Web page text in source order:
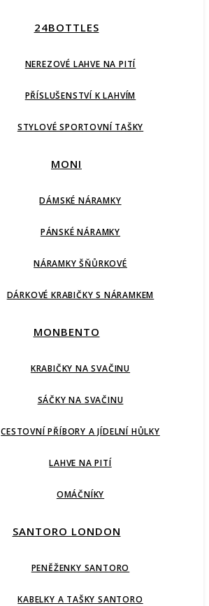
24BOTTLES
NEREZOVÉ LAHVE NA PITÍ
PŘÍSLUŠENSTVÍ K LAHVÍM
STYLOVÉ SPORTOVNÍ TAŠKY
MONI
DÁMSKÉ NÁRAMKY
PÁNSKÉ NÁRAMKY
NÁRAMKY ŠŇŮRKOVÉ
DÁRKOVÉ KRABIČKY S NÁRAMKEM
MONBENTO
KRABIČKY NA SVAČINU
SÁČKY NA SVAČINU
CESTOVNÍ PŘÍBORY A JÍDELNÍ HŮLKY
LAHVE NA PITÍ
OMÁČNÍKY
SANTORO LONDON
PENĚŽENKY SANTORO
KABELKY A TAŠKY SANTORO